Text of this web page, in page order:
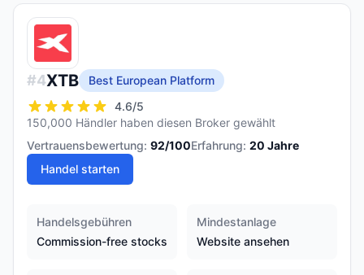
#4XTB
Best European Platform
4.6/5
150,000 Händler haben diesen Broker gewählt
Vertrauensbewertung: 92/100Erfahrung: 20 Jahre
Handel starten
Handelsgebühren
Commission-free stocks
Mindestanlage
Website ansehen